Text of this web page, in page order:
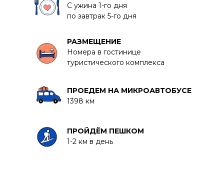
ПРОЕДЕМ НА МИКРОАВТОБУСЕ
1398 км
С ужина 1-го дня
по завтрак 5-го дня
ПРОЙДЁМ ПЕШКОМ
1-2 км в день
РАЗМЕЩЕНИЕ
Номера в гостинице
туристического комплекса